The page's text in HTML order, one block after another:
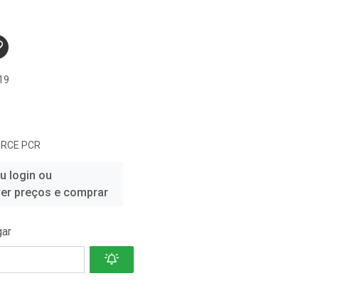
PCR
login ou
preços e comprar